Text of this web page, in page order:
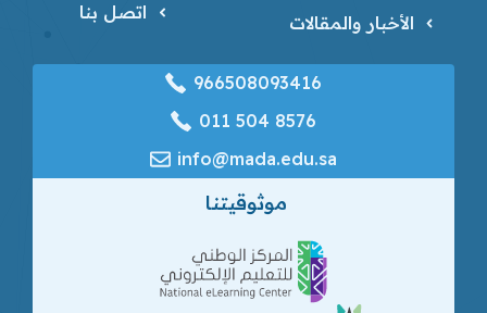
الأخبار والمقالات
اتصل بنا
966508093416
‎011 504 8576
info@mada.edu.sa
موثوقيتنا